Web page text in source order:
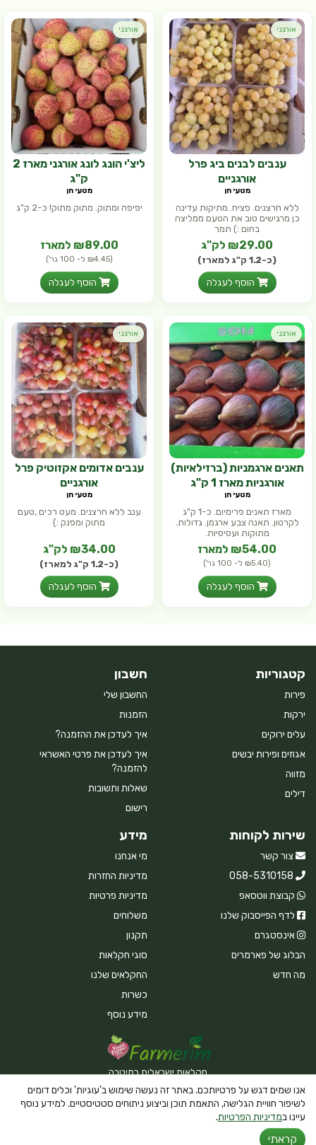
אורגני
ענבים לבנים ביג פרל
אורגניים
מטעי חן
ללא חרצנים. פציח. מתיקות עדינה
כן מרגישים טוב את הטעם ממליצה
בחום :) תמר
₪29.00 לק"ג
(כ-1.2 ק"ג למארז)
הוסף לעגלה
אורגני
ליצ'י הונג לונג אורגני מארז 2
ק"ג
מטעי חן
יפיפה ומתוק. מתוק מתוק! כ-2 ק"ג
₪89.00 למארז
(₪4.45 ל- 100 גר')
הוסף לעגלה
אורגני
תאנים ארגמניות (ברזילאיות)
אורגניות מארז 1 ק"ג
מטעי חן
מארז תאנים פרימיום. כ-1 ק"ג
לקרטון. תאנה צבע ארגמן. גדולות.
מתוקות ועסיסיות.
₪54.00 למארז
(₪5.40 ל- 100 גר')
הוסף לעגלה
אורגני
ענבים אדומים אקזוטיק פרל
אורגניים
מטעי חן
ענב ללא חרצנים. מעט רכים ,טעם
מתוק ומפנק :)
₪34.00 לק"ג
(כ-1.2 ק"ג למארז)
הוסף לעגלה
קטגוריות
פירות
ירקות
עלים ירוקים
אגוזים ופירות יבשים
מזווה
דילים
חשבון
החשבון שלי
הזמנות
איך לעדכן את ההזמנה?
איך לעדכן את פרטי האשראי
להזמנה?
שאלות ותשובות
רישום
שירות לקוחות
צור קשר
058-5310158
קבוצת ווטסאפ
לדף הפייסבוק שלנו
אינסטגרם
הבלוג של פארמרים
מה חדש
מידע
מי אנחנו
מדיניות החזרות
מדיניות פרטיות
משלוחים
תקנון
סוגי חקלאות
החקלאים שלנו
כשרות
מידע נוסף
חקלאות ישראלית במיטבה
Powered By Farmerim
אנו שמים דגש על פרטיותכם. באתר זה נעשה שימוש ב'עוגיות' וכלים דומים
לשיפור חוויית הגלישה, התאמת תוכן וביצוע ניתוחים סטטיסטיים. למידע נוסף
עיינו במדיניות הפרטיות.
קראתי